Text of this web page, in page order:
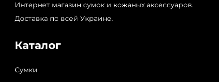
Интернет магазин сумок и кожаных аксессуаров.
Доставка по всей Украине.
Каталог
Сумки